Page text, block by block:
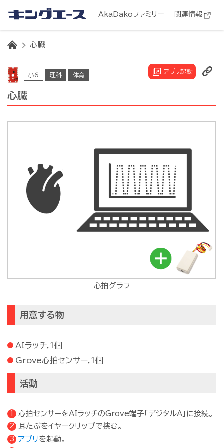
AkaDakoファミリー 関連情報
HOME
心臓
小6 理科 体育
心臓
アプリ起動
心拍グラフ
用意する物
AIラッチ,1個
Grove心拍センサー,1個
活動
心拍センサーをAIラッチのGrove端子「デジタルA」に接続。
耳たぶをイヤークリップで挟む。
アプリ を起動。